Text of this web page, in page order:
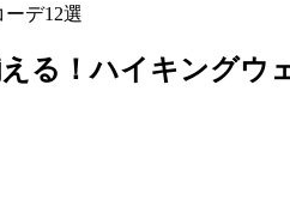
デ12選
る！ハイキングウ